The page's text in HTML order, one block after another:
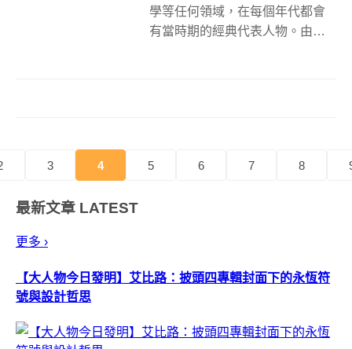
學等任何領域，在每個年代都會
有當時期的經典代表人物。由經
3 4 5 6 7 8
最新文章 LATEST
更多 ›
【大人物今日發明】艾比路：披頭四專輯封面下的永恆符
號與設計哲思